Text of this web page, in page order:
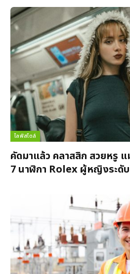
ไลฟ์สไตล์
คัดมาแล้ว คลาสสิก สวยหรู
7 นาฬิกา Rolex ผู้หญิงระดั